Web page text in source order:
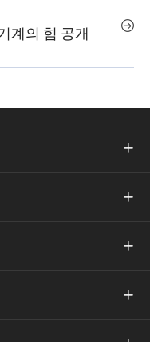
계의 힘 공개 



